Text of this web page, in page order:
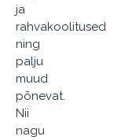
ja
rahvakoolitused
ning
palju
muud
põnevat.
Nii
nagu